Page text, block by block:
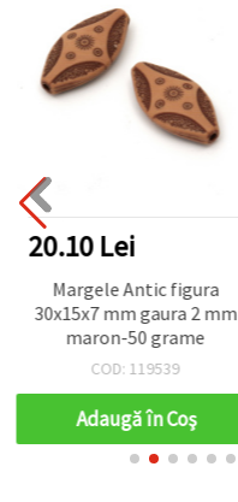
20.10 Lei
Margele Antic figura
30x15x7 mm gaura 2 mm
maron-50 grame
COD: 119539
Adaugă în Coş